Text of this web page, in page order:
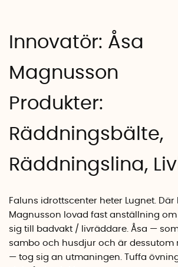
Innovatör: Åsa
Magnusson
Produkter:
Räddningsbälte,
Räddningslina,
Faluns idrottscenter heter Lugnet. Där
Magnusson lovad fast anställning
sig till badvakt / livräddare. Åsa —
sambo och husdjur och är dessutom
— tog sig an utmaningen. Tuffa